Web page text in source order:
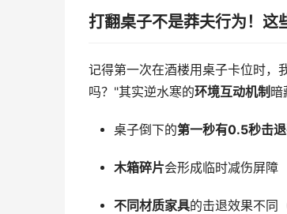
打翻桌子不是莽夫行为！
记得第一次在酒楼用桌子卡位时，
吗？"其实逆水寒的环境互动机制 暗
桌子倒下的第一秒有0.5秒击
木箱碎片会形成临时减伤屏障
不同材质家具的击退效果不同